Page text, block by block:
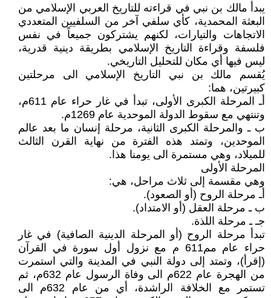
يبدأ مالك بن نبي في قراءته للتاريخ العربي الإسلامي من
البعثة المحمدية، كأي سلفي آخر من السلفيين المتعددي
الاتجاهات والتيارات، لكنهم يشتركون جميعاً في نفس
فلسفة وقراءة التاريخ الإسلامي بطريقة دينية قدرية،
ليس فيها أي مكان للتحليل التاريخي.
يُقسم مالك بن نبي التاريخ الإسلامي الى مرحلتين
كبيرتين، هما:
أـ المرحلة الكبرى الأولى، تبدأ في غار حراء عام 611م،
وتنتهي مع سقوط الدولة الموحدية عام 1269م.
ب ـ والمرحلة الكبرى الثانية، مرحلة إنسان ما بعد عالم
الموحدين، وتمتد هذه الفترة من نهاية القرن الثالث
للميلاد، وهي مستمرة الى يومنا هذا.
المرحلة الأولى
وهي مقسمة إلى ثلاث مراحل، هي:
أـ مرحلة الروح (أو الصعود).
ب ـ مرحلة العقل (أو الامتداد).
جـ ـ مرحلة اللذة.
تبدأ مرحلة الروح (أو المرحلة الدينية الصافية) في غار
حراء عام مم611 م مع نزول أول سورة في القرآن
(إقرأ)، وتمتد إلى دولة النبي في المدينة والتي استمرت
من الهجرة عام 622م الى وفاة الرسول عام 632م، ثم
تستمر مع الخلافة الراشدة، أي من عام 632م الى